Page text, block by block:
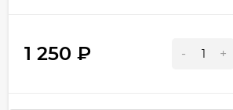
1 250 ₽ - +